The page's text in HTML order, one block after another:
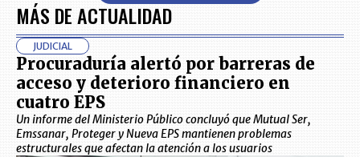
MÁS DE ACTUALIDAD
JUDICIAL
Procuraduría alertó por barreras de
acceso y deterioro financiero en
cuatro EPS
Un informe del Ministerio Público concluyó que Mutual Ser,
Emssanar, Proteger y Nueva EPS mantienen problemas
estructurales que afectan la atención a los usuarios